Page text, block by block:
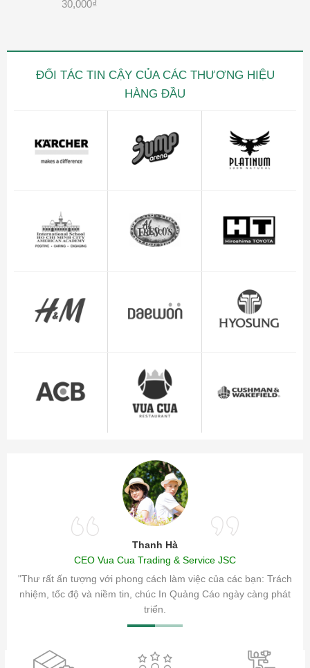
30,000₫
ĐỐI TÁC TIN CẬY CỦA CÁC THƯƠNG HIỆU
HÀNG ĐẦU
Thanh Hà
CEO Vua Cua Trading & Service JSC
"Thư rất ấn tượng với phong cách làm việc của các bạn: Trách
nhiệm, tốc độ và niềm tin, chúc In Quảng Cáo ngày càng phát
triển.
sóc